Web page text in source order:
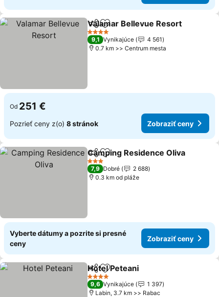
ZdieľaťPridať do obľúbených
Valamar Bellevue Resort
4 Počet hviezdičiek
9,1 Vynikajúce
4 561
0.7 km >> Centrum mesta
Od 251 €
Pozrieť ceny z(o) 8 stránok Zobraziť ceny
ZdieľaťPridať do obľúbených
Camping Residence Oliva
3 Počet hviezdičiek
7,9 Dobré
2 688
0.3 km od pláže
Vyberte dátumy a pozrite si presné
ceny
Zobraziť ceny
ZdieľaťPridať do obľúbených
Hotel Peteani
4 Počet hviezdičiek
9,6 Vynikajúce
1 397
Labin, 3.7 km >> Rabac